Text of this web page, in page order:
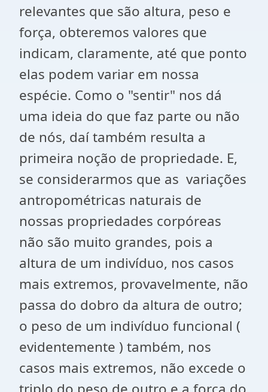
relevantes que são altura, peso e
força, obteremos valores que
indicam, claramente, até que ponto
elas podem variar em nossa
espécie. Como o "sentir" nos dá
uma ideia do que faz parte ou não
de nós, daí também resulta a
primeira noção de propriedade. E,
se considerarmos que as variações
antropométricas naturais de
nossas propriedades corpóreas
não são muito grandes, pois a
altura de um indivíduo, nos casos
mais extremos, provavelmente, não
passa do dobro da altura de outro;
o peso de um indivíduo funcional (
evidentemente ) também, nos
casos mais extremos, não excede o